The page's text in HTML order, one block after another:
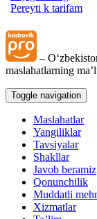
Pereyti k tarifam
–
maslahatlarning
Toggle navigation
Maslahatlar
Yangiliklar
Tavsiyalar
Shakllar
Javob beramiz
Qonunchilik
Muddatli
Xizmatlar